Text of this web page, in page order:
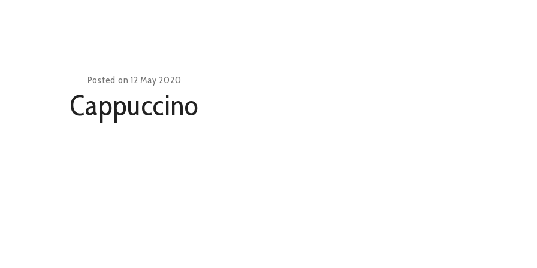
Posted on12 May 2020
Cappuccino